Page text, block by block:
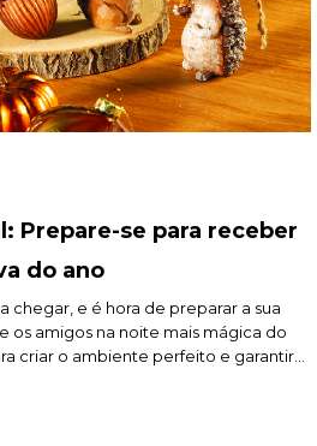
Prepare-se para receber
do ano
chegar, e é hora de preparar a sua
os amigos na noite mais mágica do
criar o ambiente perfeito e garantir
todos se sintam bem-vindos em sua